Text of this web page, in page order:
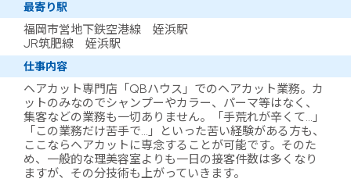
最寄り駅
福岡市営地下鉄空港線 姪浜駅
JR筑肥線 姪浜駅
仕事内容
ヘアカット専門店「QBハウス」でのヘアカット業務。カ
ットのみなのでシャンプーやカラー、パーマ等はなく、
集客などの業務も一切ありません。「手荒れが辛くて…」
「この業務だけ苦手で…」といった苦い経験がある方も、
ここならヘアカットに専念することが可能です。そのた
め、一般的な理美容室よりも一日の接客件数は多くなり
ますが、その分技術も上がっていきます。